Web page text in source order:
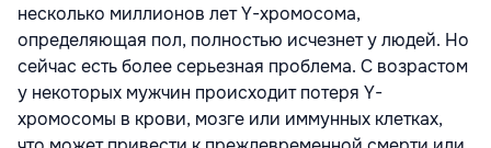
несколько миллионов лет Y-хромосома,
определяющая пол, полностью исчезнет у людей. Но
сейчас есть более серьезная проблема. С возрастом
у некоторых мужчин происходит потеря Y-
хромосомы в крови, мозге или иммунных клетках,